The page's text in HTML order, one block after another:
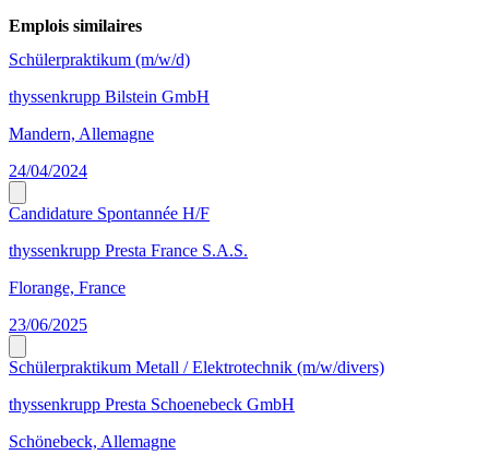
Emplois similaires
Schülerpraktikum (m/w/d)
thyssenkrupp Bilstein GmbH
Mandern, Allemagne
24/04/2024
Candidature Spontannée H/F
thyssenkrupp Presta France S.A.S.
Florange, France
23/06/2025
Schülerpraktikum Metall / Elektrotechnik (m/w/divers)
thyssenkrupp Presta Schoenebeck GmbH
Schönebeck, Allemagne